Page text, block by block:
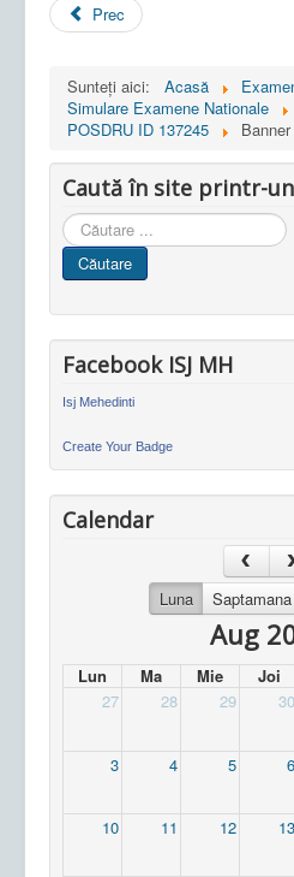
Prec
Sunteți aici: Acasă
Simulare Examene Nationale
POSDRU ID 137245
Caută în site printr-
Cauta
in
site
Căutare
Facebook ISJ MH
Isj Mehedinti
Create Your Badge
Calendar
Luna Saptamana
Aug
Lun Ma Mie Joi
27
28 29 30
3 4 5 6
10 11 12 13